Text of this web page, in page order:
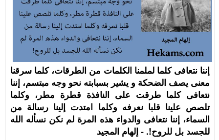
إننا نتعافى كلما لملمنا الكلمات من الطرقات، كلما سرقنا
معنى يصف الضحكة و يشير بسبابته نحو وجه مبتسم، إننا
نتعافى كلما طرقت على النافذة قطرة مطر، وكلما
تلصص علينا قلبا نعرفه وكلما امتدت إلينا رسالة من
السماء، إننا نتعافى والدواء هذه المرة لم نكن نسأله الله
للجسد بل للروح!. - إلهام المجيد